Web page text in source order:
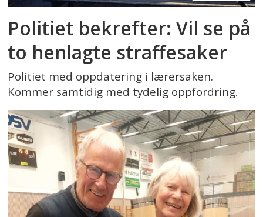
Politiet bekrefter: Vil se på
to henlagte straffesaker
Politiet med oppdatering i lærersaken.
Kommer samtidig med tydelig oppfordring.